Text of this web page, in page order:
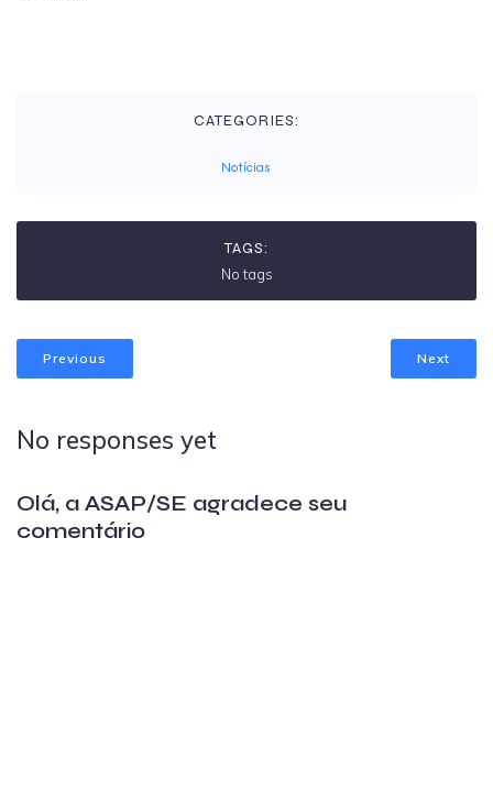
CATEGORIES:
Notícias
TAGS:
No tags
Previous Next
No responses yet
Olá, a ASAP/SE agradece seu
comentário